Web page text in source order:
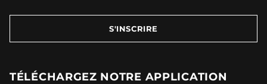
S'INSCRIRE
TÉLÉCHARGEZ NOTRE APPLICATION